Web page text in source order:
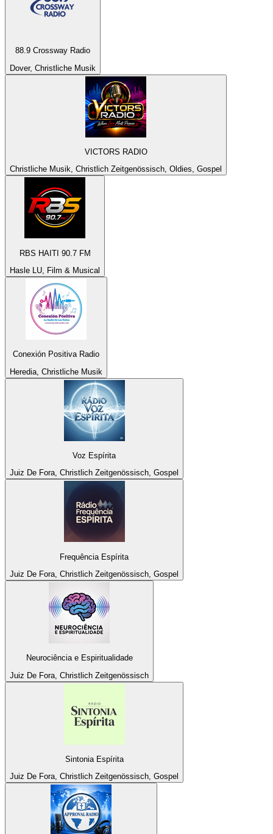
88.9 Crossway Radio
Dover, Christliche Musik
VICTORS RADIO
Christliche Musik, Christlich Zeitgenössisch, Oldies, Gospel
RBS HAITI 90.7 FM
Hasle LU, Film & Musical
Conexión Positiva Radio
Heredia, Christliche Musik
Voz Espírita
Juiz De Fora, Christlich Zeitgenössisch, Gospel
Frequência Espírita
Juiz De Fora, Christlich Zeitgenössisch, Gospel
Neurociência e Espiritualidade
Juiz De Fora, Christlich Zeitgenössisch
Sintonia Espírita
Juiz De Fora, Christlich Zeitgenössisch, Gospel